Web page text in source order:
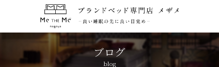
ブログ
blog
トップページ TOP